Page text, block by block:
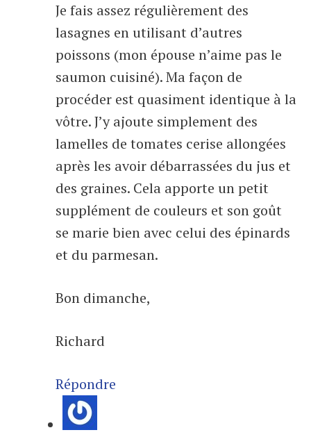
Je fais assez régulièrement des
lasagnes en utilisant d’autres
poissons (mon épouse n’aime pas le
saumon cuisiné). Ma façon de
procéder est quasiment identique à la
vôtre. J’y ajoute simplement des
lamelles de tomates cerise allongées
après les avoir débarrassées du jus et
des graines. Cela apporte un petit
supplément de couleurs et son goût
se marie bien avec celui des épinards
et du parmesan.
Bon dimanche,
Richard
Répondre